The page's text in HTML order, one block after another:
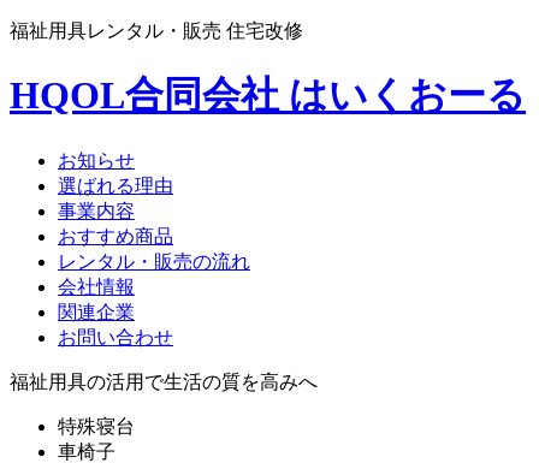
福祉用具レンタル・販売 住宅改修
HQOL合同会社 はいくおーる
お知らせ
選ばれる理由
事業内容
おすすめ商品
レンタル・販売の流れ
会社情報
関連企業
お問い合わせ
福祉用具の活用で生活の質を高みへ
特殊寝台
車椅子